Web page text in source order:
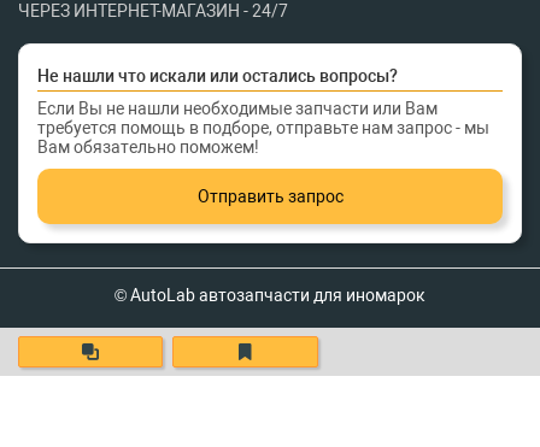
ЧЕРЕЗ ИНТЕРНЕТ-МАГАЗИН - 24/7
Не нашли что искали или остались вопросы?
Если Вы не нашли необходимые запчасти или Вам
требуется помощь в подборе, отправьте нам запрос - мы
Вам обязательно поможем!
Отправить запрос
© AutoLab автозапчасти для иномарок